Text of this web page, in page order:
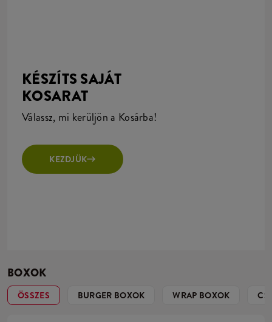
KÉSZÍTS SAJÁT
KOSARAT
Válassz, mi kerüljön a Kosárba!
KEZDJÜK
BOXOK
ÖSSZES BURGER BOXOK WRAP BOXOK